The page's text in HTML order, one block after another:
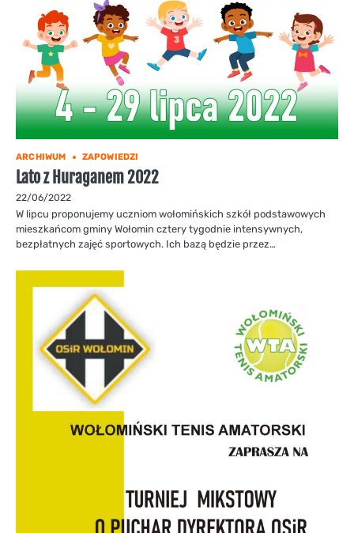
ARCHIWUM ZAPOWIEDZI
Lato z Huraganem 2022
22/06/2022
W lipcu proponujemy uczniom wołomińskich szkół podstawowych
mieszkańcom gminy Wołomin cztery tygodnie intensywnych,
bezpłatnych zajęć sportowych. Ich bazą będzie przez…